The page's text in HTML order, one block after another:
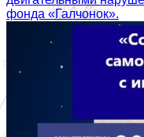
фонда «Галчонок».